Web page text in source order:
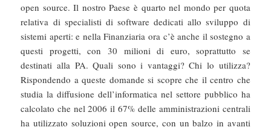
open source. Il nostro Paese è quarto nel mondo per quota
relativa di specialisti di software dedicati allo sviluppo di
sistemi aperti: e nella Finanziaria ora c’è anche il sostegno a
questi progetti, con 30 milioni di euro, soprattutto se
destinati alla PA. Quali sono i vantaggi? Chi lo utilizza?
Rispondendo a queste domande si scopre che il centro che
studia la diffusione dell’informatica nel settore pubblico ha
calcolato che nel 2006 il 67% delle amministrazioni centrali
ha utilizzato soluzioni open source, con un balzo in avanti